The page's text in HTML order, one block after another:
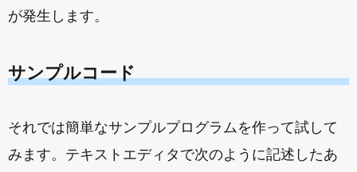
が発生します。
サンプルコード
それでは簡単なサンプルプログラムを作って試して
みます。テキストエディタで次のように記述したあ